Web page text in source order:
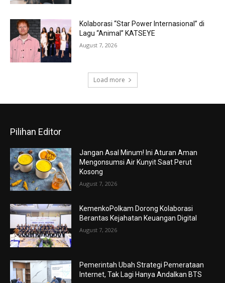
Kolaborasi “Star Power Internasional” di
Lagu “Animal” KATSEYE
August 7, 2026
Load more
Pilihan Editor
Jangan Asal Minum! Ini Aturan Aman
Mengonsumsi Air Kunyit Saat Perut
Kosong
August 7, 2026
KemenkoPolkam Dorong Kolaborasi
Berantas Kejahatan Keuangan Digital
August 7, 2026
Pemerintah Ubah Strategi Pemerataan
Internet, Tak Lagi Hanya Andalkan BTS